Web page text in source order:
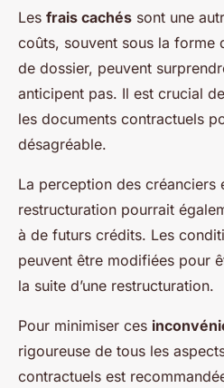
Les frais cachés sont une
coûts, souvent sous la forme
de dossier, peuvent
anticipent pas. Il est crucial
les documents contractuels
désagréable.
La perception des créanciers
restructuration pourrait
à de futurs crédits. Les
peuvent être modifiées pour
la suite d’une restructuration.
Pour minimiser ces
rigoureuse de tous les
contractuels est